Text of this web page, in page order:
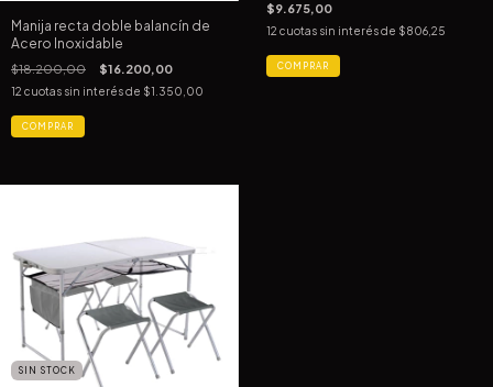
Manija recta doble balancín de
Acero Inoxidable
$18.200,00 $16.200,00
12 cuotas sin interés de $1.350,00
$9.675,00
12 cuotas sin interés de $806,25
COMPRAR
SIN STOCK